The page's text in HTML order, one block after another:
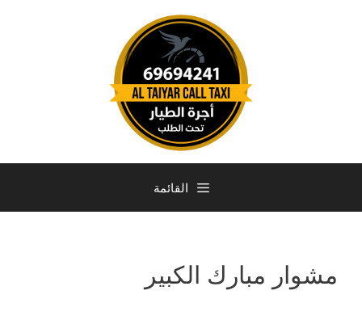
القائمة
مشوار مبارك الكبير